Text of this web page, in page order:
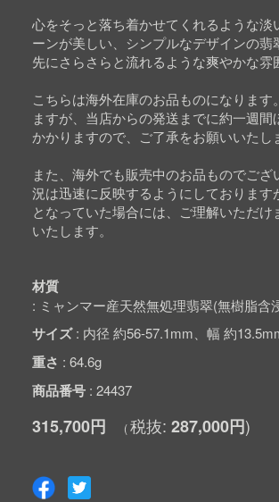
images
gallery
心をそっと落ち着かせてくれるような淡
ーンが美しい、シンプルなデザインの翡
先にさらさらと流れるような爽やかな雰
こちらは海外在庫のお品ものになります
ますが、当店からの発送までに約一週間
かかりますので、ご了承をお願いいたし
また、海外でも販売中のお品ものでござ
況は迅速に反映するようにしております
となっていた場合には、ご理解いただけ
いたします。
材質
ミャンマー産天然無処理翡翠(無樹脂含
サイズ 内径 約56-57.1mm、幅 約
重さ 64.6g
商品番号 24437
315,700円 287,000円